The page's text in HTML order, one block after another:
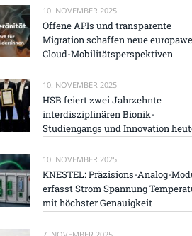
10. NOVEMBER 2025
Offene APIs und transparente
Migration schaffen neue
Cloud-Mobilitätsperspektiven
10. NOVEMBER 2025
HSB feiert zwei Jahrzehnte
interdisziplinären Bionik-
Studiengangs und Innovation
10. NOVEMBER 2025
KNESTEL: Präzisions-Analog-
erfasst Strom Spannung
mit höchster Genauigkeit